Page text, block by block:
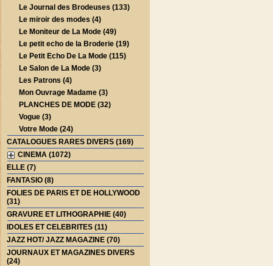
Le Journal des Brodeuses (133)
Le miroir des modes (4)
Le Moniteur de La Mode (49)
Le petit echo de la Broderie (19)
Le Petit Echo De La Mode (115)
Le Salon de La Mode (3)
Les Patrons (4)
Mon Ouvrage Madame (3)
PLANCHES DE MODE (32)
Vogue (3)
Votre Mode (24)
CATALOGUES RARES DIVERS (169)
CINEMA (1072)
ELLE (7)
FANTASIO (8)
FOLIES DE PARIS ET DE HOLLYWOOD
(31)
GRAVURE ET LITHOGRAPHIE (40)
IDOLES ET CELEBRITES (11)
JAZZ HOT/ JAZZ MAGAZINE (70)
JOURNAUX ET MAGAZINES DIVERS
(24)